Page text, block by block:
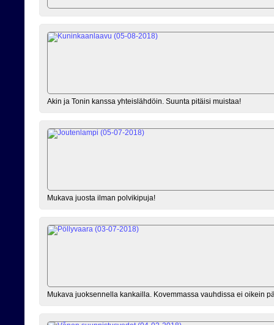
Akin ja Tonin kanssa yhteislähdöin. Suunta pitäisi muistaa!
Mukava juosta ilman polvikipuja!
Mukava juoksennella kankailla. Kovemmassa vauhdissa ei oikein